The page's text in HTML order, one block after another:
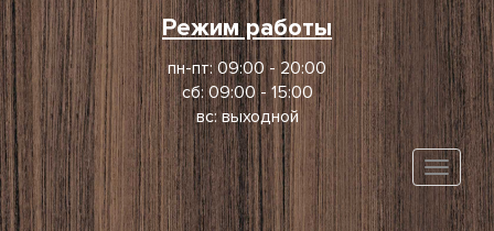
Режим работы
пн-пт: 09:00 - 20:00
сб: 09:00 - 15:00
вс: выходной
Toggle